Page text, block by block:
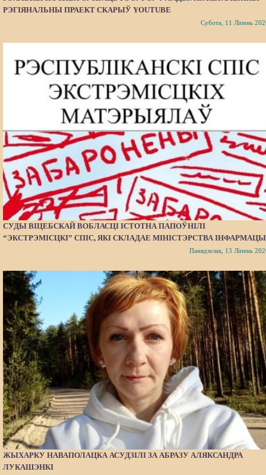
РЭГІЯНАЛЬНЫ ПРАЕКТ СКАРЫЎ YOUTUBE
Субота, 11 Ліпень
СУДЫ ВІЦЕБСКАЙ ВОБЛАСЦІ ІСТОТНА ПАПОЎНІЛІ
“ЭКСТРЭМІСЦКІ” СПІС, ЯКІ СКЛАДАЕ МІНІСТЭРСТВА
Панядзелак, 13 Ліпень
ЖЫХАРКУ НАВАПОЛАЦКА АСУДЗІЛІ ЗА АБРАЗУ АЛЯКСАНДРА
ЛУКАШЭНКІ